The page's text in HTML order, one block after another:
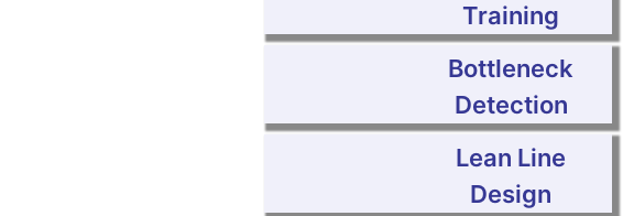
Training
Bottleneck
Detection
Lean Line
Design